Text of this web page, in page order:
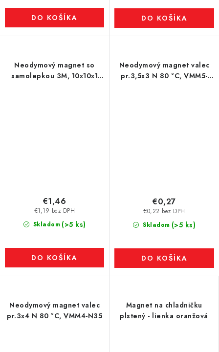
DO KOŠÍKA DO KOŠÍKA
Neodymový magnet so
samolepkou 3M, 10x10x1
Skladom (>5 ks)
€1,19 bez DPH
€1,46
DO KOŠÍKA
Neodymový magnet valec
pr.3,5x3 N 80 °C, VMM5-
Skladom (>5 ks)
€0,22 bez DPH
€0,27
DO KOŠÍKA
Neodymový magnet valec
pr.3x4 N 80 °C, VMM4-N35
Magnet na chladničku
plstený - lienka oranžová